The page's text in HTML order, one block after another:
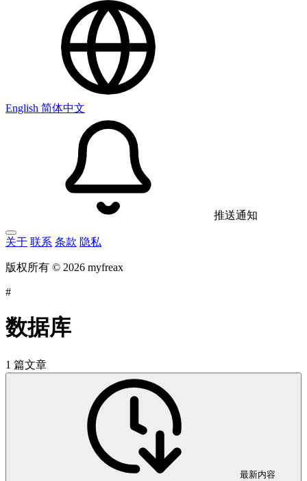
English 简体中文
推送通知
关于 联系 条款 隐私
版权所有 © 2026 myfreax
#
数据库
1 篇文章
最新内容